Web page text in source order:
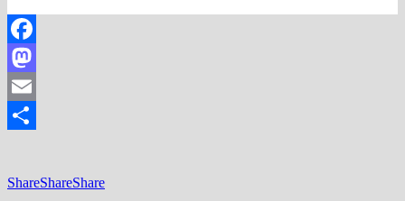
Facebook
Mastodon
Email
ShareShareShare